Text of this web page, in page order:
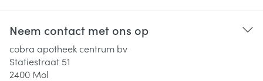
Neem contact met ons op
cobra apotheek centrum bv
Statiestraat 51
2400 Mol